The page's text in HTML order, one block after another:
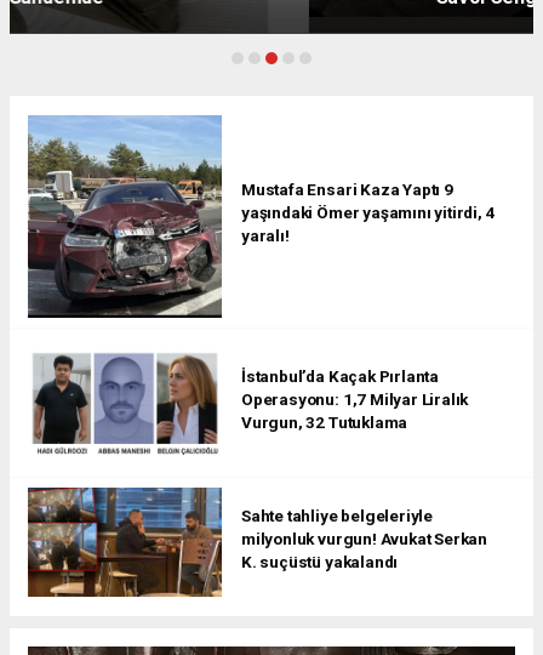
Mustafa Ensari Kaza Yaptı 9
yaşındaki Ömer yaşamını yitirdi, 4
yaralı!
İstanbul’da Kaçak Pırlanta
Operasyonu: 1,7 Milyar Liralık
Vurgun, 32 Tutuklama
Sahte tahliye belgeleriyle
milyonluk vurgun! Avukat Serkan
K. suçüstü yakalandı